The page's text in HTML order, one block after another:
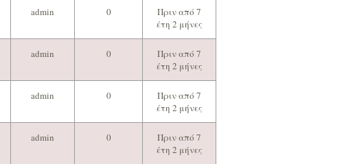
admin 0
Πριν από 7
έτη 2 μήνες
admin 0
Πριν από 7
έτη 2 μήνες
admin 0
Πριν από 7
έτη 2 μήνες
admin 0
Πριν από 7
έτη 2 μήνες